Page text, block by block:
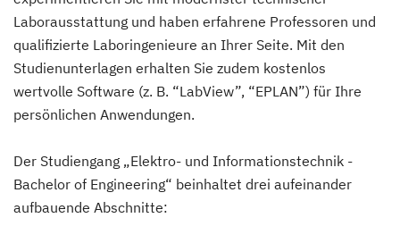
Laborausstattung und haben erfahrene Professoren und
qualifizierte Laboringenieure an Ihrer Seite. Mit den
Studienunterlagen erhalten Sie zudem kostenlos
wertvolle Software (z. B. “LabView”, “EPLAN”) für Ihre
persönlichen Anwendungen.
Der Studiengang „Elektro- und Informationstechnik -
Bachelor of Engineering“ beinhaltet drei aufeinander
aufbauende Abschnitte: